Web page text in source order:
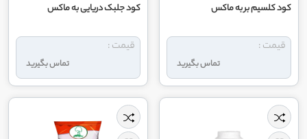
کود کلسیم بر به ماکس
تماس بگیرید
قیمت :
کود جلبک دریایی به ماکس
تماس بگیرید
قیمت :